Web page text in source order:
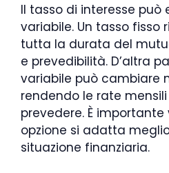
Il tasso di interesse può
variabile. Un tasso
tutta la durata del
e prevedibilità. D’altra
variabile può cambiare
rendendo le rate
prevedere. È
opzione si adatta
situazione finanziaria.